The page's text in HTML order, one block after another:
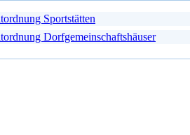
Sportstätten
Dorfgemeinschaftshäuser